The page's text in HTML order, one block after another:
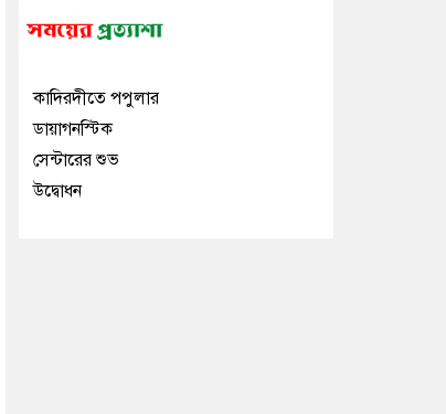
কাদিরদীতে পপুলার
ডায়াগনস্টিক
সেন্টারের শুভ
উদ্বোধন